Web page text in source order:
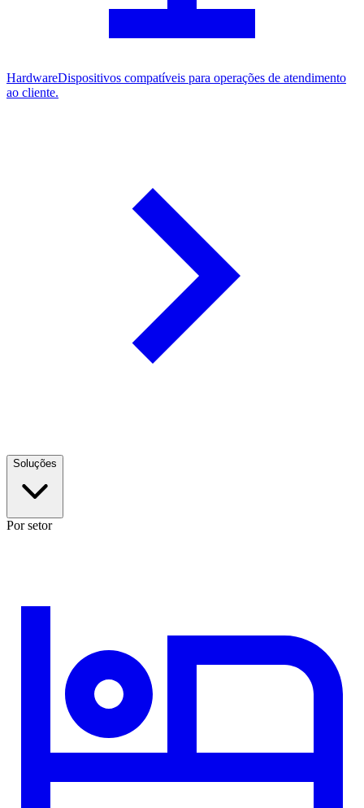
HardwareDispositivos compatíveis para operações de atendimento
ao cliente.
Soluções
Por setor